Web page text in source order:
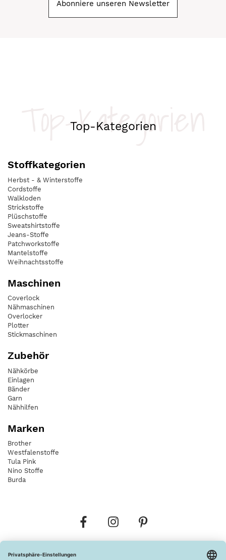
Abonniere unseren Newsletter
Top-Kategorien
Top-Kategorien
Stoffkategorien
Herbst - & Winterstoffe
Cordstoffe
Walkloden
Strickstoffe
Plüschstoffe
Sweatshirtstoffe
Jeans-Stoffe
Patchworkstoffe
Mantelstoffe
Weihnachtsstoffe
Maschinen
Coverlock
Nähmaschinen
Overlocker
Plotter
Stickmaschinen
Zubehör
Nähkörbe
Einlagen
Bänder
Garn
Nähhilfen
Marken
Brother
Westfalenstoffe
Tula Pink
Nino Stoffe
Burda